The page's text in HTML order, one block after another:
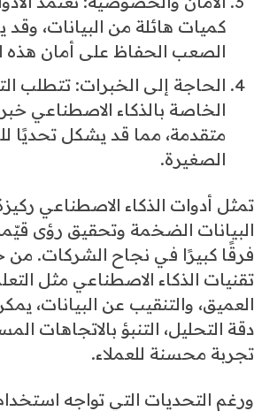
كميات هائلة من البيانات،
الصعب الحفاظ على أمان هذه
الحاجة إلى الخبرات: تتطلب
الخاصة بالذكاء الاصطناعي
متقدمة، مما قد يشكل تحديًا
الصغيرة.
تمثل أدوات الذكاء الاصطناعي
البيانات الضخمة وتحقيق رؤى
فرقًا كبيرًا في نجاح الشركات. من
تقنيات الذكاء الاصطناعي مثل
العميق، والتنقيب عن البيانات،
دقة التحليل، التنبؤ بالاتجاهات
تجربة محسنة للعملاء.
ورغم التحديات التي تواجه